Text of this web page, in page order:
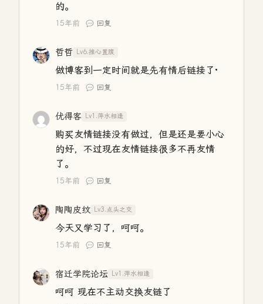
的。
15年前 回复
哲哲 Lv6.推心置腹
做博客到一定时间就是先有情后链接了·
15年前 回复
优得客 Lv1.萍水相逢
购买友情链接没有做过，但是还是要小心
的好，不过现在友情链接很多不再友情
了。
15年前 回复
陶陶皮纹 Lv3.点头之交
今天又学习了，呵呵。
15年前 回复
宿迁学院论坛 Lv1.萍水相逢
呵呵 现在不主动交换友链了